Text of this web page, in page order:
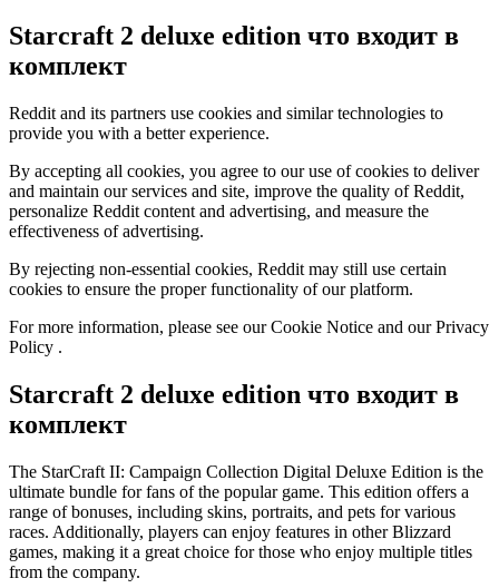
Starcraft 2 deluxe edition что входит в
комплект
Reddit and its partners use cookies and similar technologies to
provide you with a better experience.
By accepting all cookies, you agree to our use of cookies to deliver
and maintain our services and site, improve the quality of Reddit,
personalize Reddit content and advertising, and measure the
effectiveness of advertising.
By rejecting non-essential cookies, Reddit may still use certain
cookies to ensure the proper functionality of our platform.
For more information, please see our Cookie Notice and our Privacy
Policy .
Starcraft 2 deluxe edition что входит в
комплект
The StarCraft II: Campaign Collection Digital Deluxe Edition is the
ultimate bundle for fans of the popular game. This edition offers a
range of bonuses, including skins, portraits, and pets for various
races. Additionally, players can enjoy features in other Blizzard
games, making it a great choice for those who enjoy multiple titles
from the company.